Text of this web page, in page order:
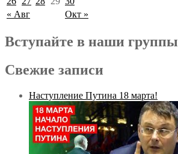
« Авг Окт »
Вступайте в наши группы
Свежие записи
Наступление Путина 18 марта!